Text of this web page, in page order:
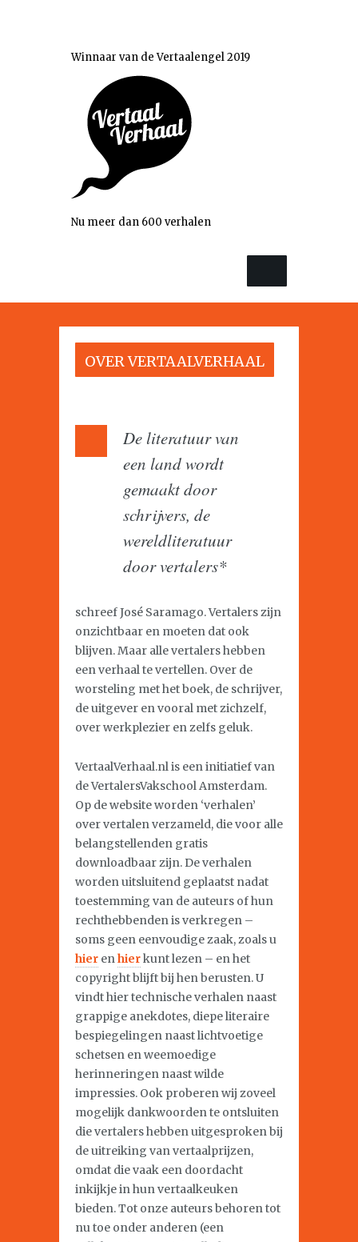
Winnaar van de Vertaalengel 2019
Nu meer dan 600 verhalen
OVER VERTAALVERHAAL
De literatuur van
een land wordt
gemaakt door
schrijvers, de
wereldliteratuur
door vertalers*
schreef José Saramago. Vertalers zijn
onzichtbaar en moeten dat ook
blijven. Maar alle vertalers hebben
een verhaal te vertellen. Over de
worsteling met het boek, de schrijver,
de uitgever en vooral met zichzelf,
over werkplezier en zelfs geluk.
VertaalVerhaal.nl is een initiatief van
de VertalersVakschool Amsterdam.
Op de website worden ‘verhalen’
over vertalen verzameld, die voor alle
belangstellenden gratis
downloadbaar zijn. De verhalen
worden uitsluitend geplaatst nadat
toestemming van de auteurs of hun
rechthebbenden is verkregen –
soms geen eenvoudige zaak, zoals u
hier enhierkunt lezen – en het
copyright blijft bij hen berusten. U
vindt hier technische verhalen naast
grappige anekdotes, diepe literaire
bespiegelingen naast lichtvoetige
schetsen en weemoedige
herinneringen naast wilde
impressies. Ook proberen wij zoveel
mogelijk dankwoorden te ontsluiten
die vertalers hebben uitgesproken bij
de uitreiking van vertaalprijzen,
omdat die vaak een doordacht
inkijkje in hun vertaalkeuken
bieden. Tot onze auteurs behoren tot
nu toe onder anderen (een